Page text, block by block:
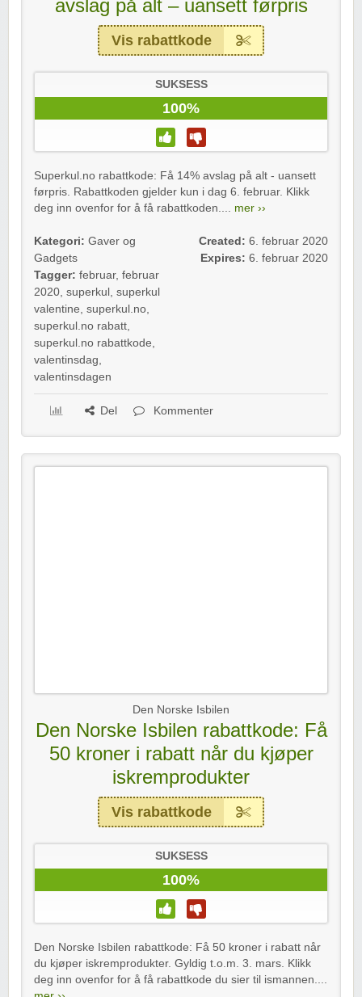
avslag på alt – uansett førpris
Vis rabattkode
SUKSESS
100%
Superkul.no rabattkode: Få 14% avslag på alt - uansett
førpris. Rabattkoden gjelder kun i dag 6. februar. Klikk
deg inn ovenfor for å få rabattkoden.... mer ››
Kategori: Gaver og
Gadgets
Tagger: februar, februar
2020, superkul , superkul
valentine, superkul.no,
superkul.no rabatt,
superkul.no rabattkode,
valentinsdag,
valentinsdagen
Created: 6. februar 2020
Expires: 6. februar 2020
Del Kommenter
Den Norske Isbilen
Den Norske Isbilen rabattkode: Få
50 kroner i rabatt når du kjøper
iskremprodukter
Vis rabattkode
SUKSESS
100%
Den Norske Isbilen rabattkode: Få 50 kroner i rabatt når
du kjøper iskremprodukter. Gyldig t.o.m. 3. mars. Klikk
deg inn ovenfor for å få rabattkode du sier til ismannen....